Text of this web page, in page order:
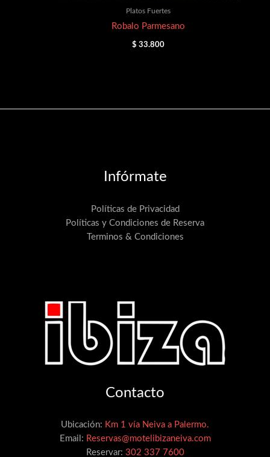
Platos Fuertes
Robalo Parmesano
$ 33.800
Infórmate
Políticas de Privacidad
Políticas y Condiciones de Reserva
Terminos & Condiciones
Contacto
Ubicación: Km 1 vía Neiva a Palermo.
Email: Reservas@motelibizaneiva.com
Reservar: 302 337 7600